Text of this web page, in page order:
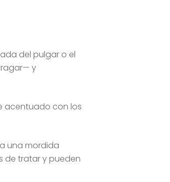
del pulgar o el
y
acentuado con los
una mordida
de tratar y pueden